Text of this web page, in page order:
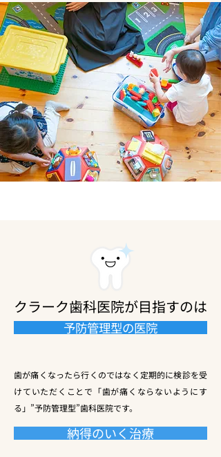
クラーク歯科医院が目指すのは
予防管理型の医院
歯が痛くなったら行くのではなく定期的に検診を受
けていただくことで「歯が痛くならないようにす
る」”予防管理型”歯科医院です。
納得のいく治療